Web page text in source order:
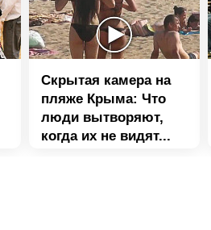
Скрытая камера на
пляже Крыма: Что
люди вытворяют,
когда их не видят...